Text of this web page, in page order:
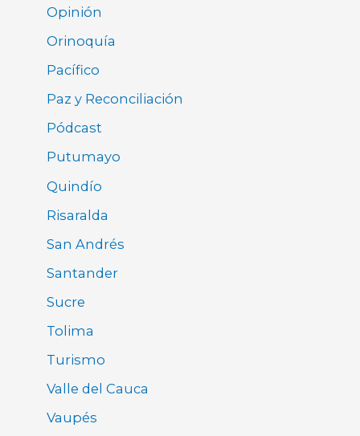
Opinión
Orinoquía
Pacífico
Paz y Reconciliación
Pódcast
Putumayo
Quindío
Risaralda
San Andrés
Santander
Sucre
Tolima
Turismo
Valle del Cauca
Vaupés